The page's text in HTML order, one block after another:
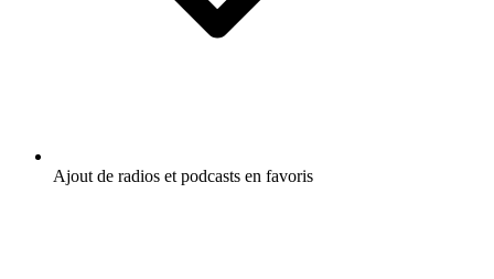
Ajout de radios et podcasts en favoris